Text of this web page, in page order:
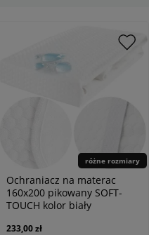
różne rozmiary
Ochraniacz na materac
160x200 pikowany SOFT-
TOUCH kolor biały
233,00 zł